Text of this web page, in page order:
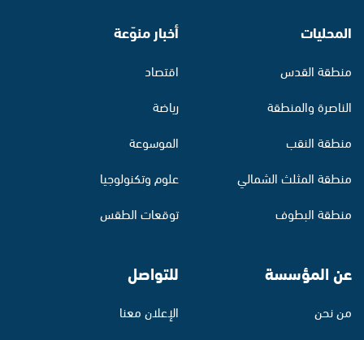
المحليات
منطقة القدس
الناصرة والمنطقة
منطقة النقب
منطقة المثلث الشمالي
منطقة البطوف
أخبار منوّعة
اقتصاد
رياضة
الموسوعة
علوم وتكنولوجيا
توقعات الطقس
عن المؤسسة
من نحن
للتواصل
الإعلان معنا